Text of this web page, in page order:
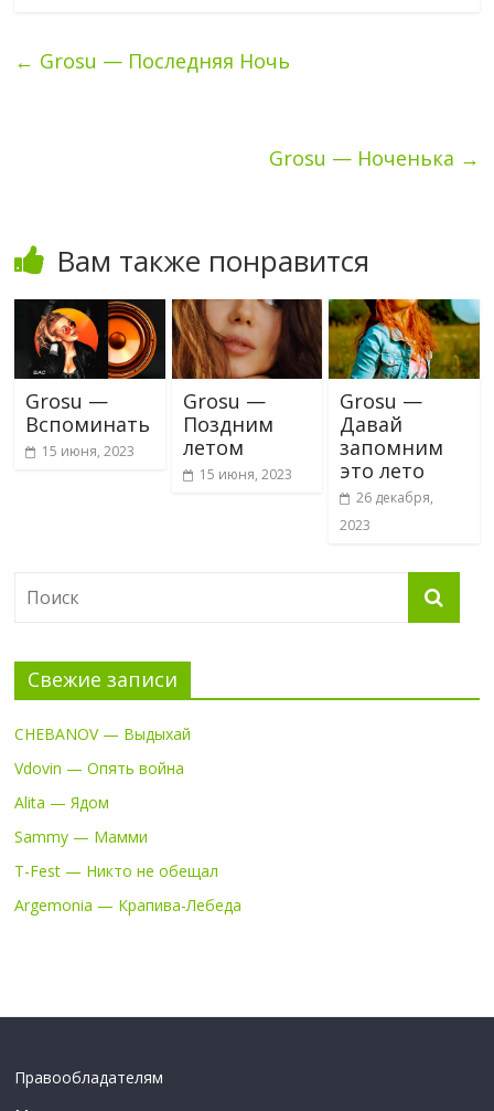
← Grosu — Последняя Ночь
Grosu — Ноченька →
Вам также понравится
Grosu —
Вспоминать
15 июня, 2023
Grosu —
Поздним
летом
15 июня, 2023
Grosu —
Давай
запомним
это лето
26 декабря,
2023
Свежие записи
CHEBANOV — Выдыхай
Vdovin — Опять война
Alita — Ядом
Sammy — Мамми
T-Fest — Никто не обещал
Argemonia — Крапива-Лебеда
Правообладателям